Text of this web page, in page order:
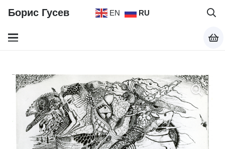
Борис Гусев EN RU